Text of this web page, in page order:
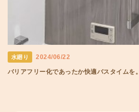
水廻り 2024/06/22
バリアフリー化であったか快適バスタイムを。